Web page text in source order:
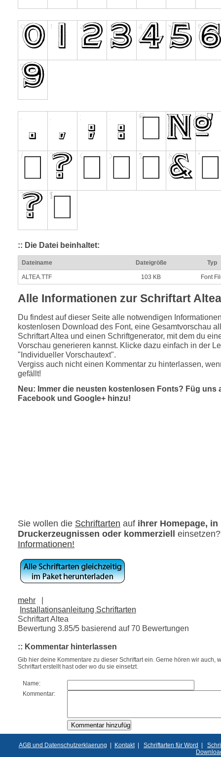
:: Die Datei beinhaltet:
Dateiname Dateigröße Typ
ALTEA.TTF 103 KB Font
Alle Informationen zur Schriftart Altea
Du findest auf dieser Seite alle notwendigen
kostenlosen Download des Font, eine Gesamtvorschau
Schriftart Altea und einen Schriftgenerator, mit dem du
Vorschau generieren kannst. Klicke dazu einfach in der
"Individueller Vorschautext".
Vergiss auch nicht einen Kommentar zu hinterlassen,
gefällt!
Neu: Immer die neusten kostenlosen Fonts? Füg uns
Facebook und Google+ hinzu!
Sie wollen die Schriftarten auf ihrer Homepage, in
Druckerzeugnissen oder kommerziell
Informationen!
mehr
|
Installationsanleitung Schriftarten
Schriftart Altea
Bewertung 3.85/5 basierend auf70 Bewertungen
:: Kommentar hinterlassen
Gib hier deine Kommentare zu dieser Schriftart ein. Gerne hören wir auch,
Schriftart erstellt hast oder wo du sie einsetzt.
Name:
Kommentar:
AGB und Datenschutzerklaerung | Kontakt| Schriftarten für Word |